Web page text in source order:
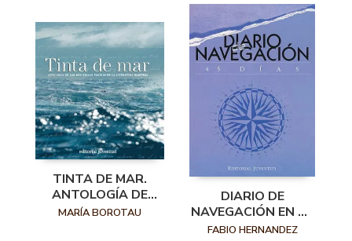
TINTA DE MAR.
ANTOLOGÍA DE
LAS MÁS BELLAS
MARÍA BOROTAU
DIARIO DE
NAVEGACIÓN EN 45
DÍAS
FABIO HERNANDEZ